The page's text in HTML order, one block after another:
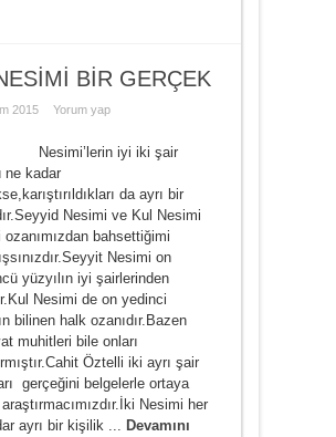
BİR GERÇEK
2015 Yorum yap
iyi iki şair
ne kadar
da ayrı bir
Nesimi ve Kul Nesimi
ozanımızdan bahsettiğimi
Nesimi on
yüzyılın iyi şairlerinden
Nesimi de on yedinci
bilinen halk ozanıdır.Bazen
muhitleri bile onları
Öztelli iki ayrı şair
gerçeğini belgelerle ortaya
Nesimi her
ayrı bir kişilik ... Devamını